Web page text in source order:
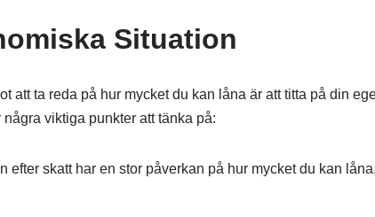
Situation
att ta reda på hur mycket du kan låna är att titta på din
viktiga punkter att tänka på:
efter skatt har en stor påverkan på hur mycket du kan